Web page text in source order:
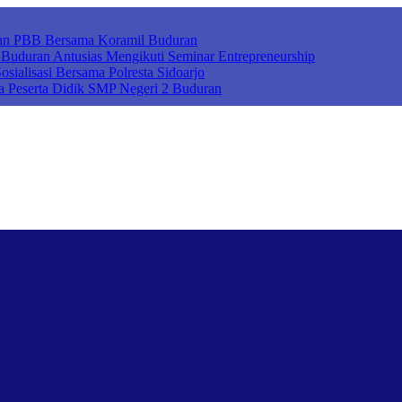
PBB Bersama Koramil Buduran
Antusias Mengikuti Seminar Entrepreneurship
Bersama Polresta Sidoarjo
Peserta Didik SMP Negeri 2 Buduran